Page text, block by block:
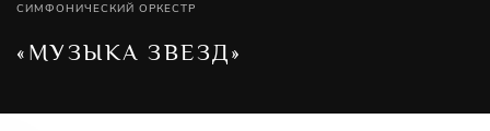
СИМФОНИЧЕСКИЙ ОРКЕСТР
«МУЗЫКА ЗВЕЗД»